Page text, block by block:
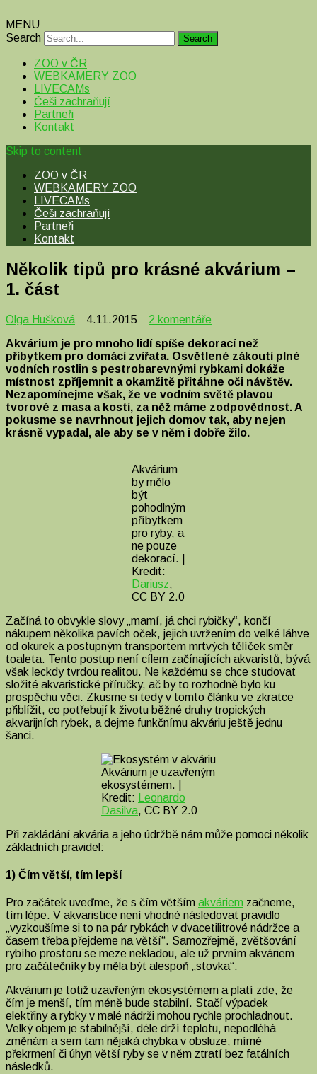
MENU
Search
ZOO v ČR
WEBKAMERY ZOO
LIVECAMs
Češi zachraňují
Partneři
Kontakt
Skip to content
ZOO v ČR
WEBKAMERY ZOO
LIVECAMs
Češi zachraňují
Partneři
Kontakt
Několik tipů pro krásné akvárium –
1. část
Olga Hušková 4.11.2015 2 komentáře
s
názvem
Několik
tipů
pro
krásné
akvárium
–
Akvárium je pro mnoho lidí spíše dekorací než
příbytkem pro domácí zvířata. Osvětlené zákoutí plné
vodních rostlin s pestrobarevnými rybkami dokáže
místnost zpříjemnit a okamžitě přitáhne oči návštěv.
Nezapomínejme však, že ve vodním světě plavou
tvorové z masa a kostí, za něž máme zodpovědnost. A
pokusme se navrhnout jejich domov tak, aby nejen
krásně vypadal, ale aby se v něm i dobře žilo.
Akvárium
by mělo
být
pohodlným
příbytkem
pro ryby, a
ne pouze
dekorací. |
Kredit:
Dariusz,
CC BY 2.0
Začíná to obvykle slovy „mamí, já chci rybičky“, končí
nákupem několika pavích oček, jejich uvržením do velké láhve
od okurek a postupným transportem mrtvých tělíček směr
toaleta. Tento postup není cílem začínajících akvaristů, bývá
však leckdy tvrdou realitou. Ne každému se chce studovat
složité akvaristické příručky, ač by to rozhodně bylo ku
prospěchu věci. Zkusme si tedy v tomto článku ve zkratce
přiblížit, co potřebují k životu běžné druhy tropických
akvarijních rybek, a dejme funkčnímu akváriu ještě jednu
šanci.
Akvárium je uzavřeným
ekosystémem. |
Kredit:
Leonardo
Dasilva, CC BY 2.0
Při zakládání akvária a jeho údržbě nám může pomoci několik
základních pravidel:
1) Čím větší, tím lepší
Pro začátek uveďme, že s čím větším akváriem začneme,
tím lépe. V akvaristice není vhodné následovat pravidlo
„vyzkoušíme si to na pár rybkách v dvacetilitrové nádržce a
časem třeba přejdeme na větší“. Samozřejmě, zvětšování
rybího prostoru se meze nekladou, ale už prvním akváriem
pro začátečníky by měla být alespoň „stovka“.
Akvárium je totiž uzavřeným ekosystémem a platí zde, že
čím je menší, tím méně bude stabilní. Stačí výpadek
elektřiny a rybky v malé nádrži mohou rychle prochladnout.
Velký objem je stabilnější, déle drží teplotu, nepodléhá
změnám a sem tam nějaká chybka v obsluze, mírné
překrmení či úhyn větší ryby se v něm ztratí bez fatálních
následků.